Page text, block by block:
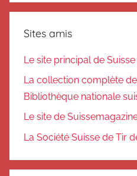
Sites amis
Le site principal de
La collection complète
Bibliothèque nationale
Le site de
La Société Suisse de Tir